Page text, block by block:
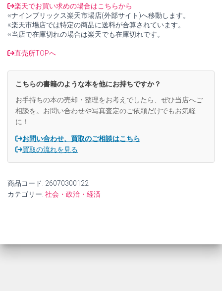
経
済
学
成
理
の
【中
古】
楽天でお買い求めの場合はこちらから
※ナインブリックス楽天市場店(外部サイト)へ移動します。
※楽天市場店では特定の商品に送料が合算されています。
※当店で在庫切れの場合は楽天でも在庫切れです。
直売所TOPへ
こちらの書籍のような本を他にお持ちですか？
お手持ちの本の売却・整理をお考えでしたら、ぜひ当店へご
相談を。お問い合わせや写真査定のご依頼だけでもお気軽
に！
お問い合わせ、買取のご相談はこちら
買取の流れを見る
商品コード: 26070300122
カテゴリー: 社会・政治・経済